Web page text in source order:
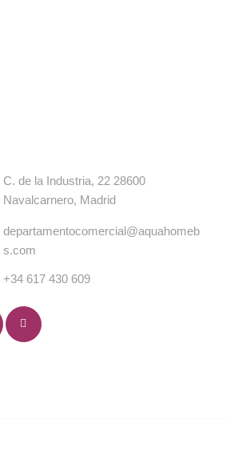
C. de la Industria, 22 28600
Navalcarnero, Madrid
departamentocomercial@aquahomeb
s.com
+34 617 430 609